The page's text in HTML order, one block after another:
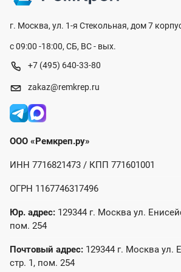
г. Москва, ул. 1-я Стекольная, дом 7
с 09:00 -18:00, СБ, ВС - вых.
+7 (495) 640-33-80
zakaz@remkrep.ru
ООО «Ремкреп.ру»
ИНН 7716821473 / КПП 771601001
ОГРН 1167746317496
Юр. адрес: 129344 г. Москва ул.
пом. 254
Почтовый адрес: 129344 г. Москва ул.
стр. 1, пом. 254